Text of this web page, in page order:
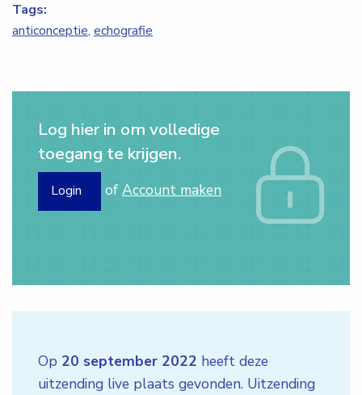
Log hier in om volledige
toegang te krijgen.
Login of Account maken
Op 20 september 2022 heeft deze
uitzending live plaats gevonden. Uitzending
Tags:
anticonceptie, echografie